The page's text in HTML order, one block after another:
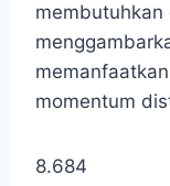
membutuhkan
momentum
8.684